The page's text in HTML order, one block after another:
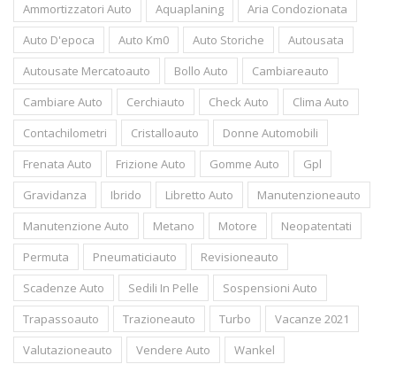
Ammortizzatori Auto
Aquaplaning
Aria Condozionata
Auto D'epoca
Auto Km0 Auto Storiche
Autousata
Autousate Mercatoauto
Bollo Auto
Cambiareauto
Cambiare Auto
Cerchiauto Check Auto
Clima Auto
Contachilometri
Cristalloauto
Donne Automobili
Frenata Auto
Frizione Auto Gomme Auto
Gpl
Gravidanza
Ibrido Libretto Auto
Manutenzioneauto
Manutenzione Auto
Metano Motore
Neopatentati
Permuta
Pneumaticiauto
Revisioneauto
Scadenze Auto
Sedili In Pelle
Sospensioni Auto
Trapassoauto
Trazioneauto Turbo
Vacanze 2021
Valutazioneauto
Vendere Auto Wankel